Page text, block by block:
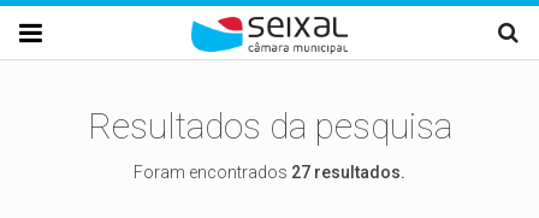
Passar para o conteúdo principal

Resultados da pesquisa
Foram encontrados 27 resultados.